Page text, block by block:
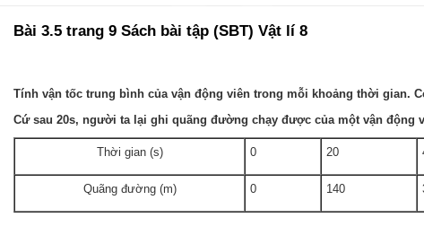
Bài 3.5 trang 9 Sách bài tập (SBT) Vật lí 8
Tính vận tốc trung bình của vận động viên trong mỗi khoảng thời gian.
Cứ sau 20s, người ta lại ghi quãng đường chạy được của một vận động
Thời gian (s) 0 20
Quãng đường (m) 0 140